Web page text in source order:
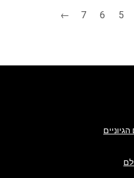
5
6
7
←